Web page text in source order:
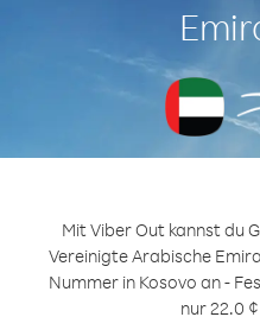
Mit Viber Out kannst du
Vereinigte Arabische
Nummer in Kosovo an -
nur 22.0